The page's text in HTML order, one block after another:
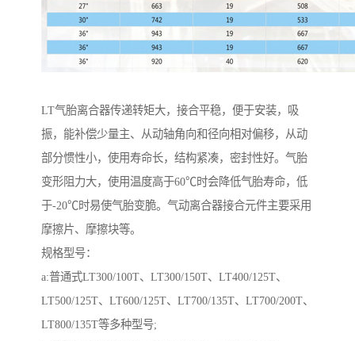
LT气胎离合器传递转矩大，接合平稳，便于安装，吸
振，能补偿少量主、从动轴角向和径向相对偏移，从动
部分惯性小，使用寿命长，结构紧凑，密封性好。气胎
变形阻力大，使用温度高于60℃时会降低气胎寿命，低
于-20℃时易使气胎变脆。气动离合器接合元件主要采用
摩擦片、摩擦块等。
规格型号：
a:普通式LT300/100T、LT300/150T、LT400/125T、
LT500/125T、LT600/125T、LT700/135T、LT700/200T、
LT800/135T等多种型号;